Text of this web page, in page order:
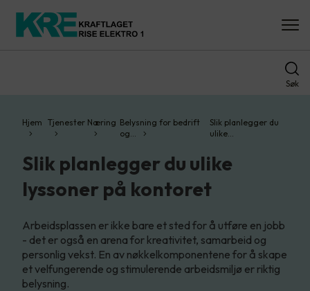
Søk
Hjem Tjenester Næring Belysning for bedrift
og…
Slik planlegger du
ulike…
Slik planlegger du ulike
lyssoner på kontoret
Arbeidsplassen er ikke bare et sted for å utføre en jobb
- det er også en arena for kreativitet, samarbeid og
personlig vekst. En av nøkkelkomponentene for å skape
et velfungerende og stimulerende arbeidsmiljø er riktig
belysning.